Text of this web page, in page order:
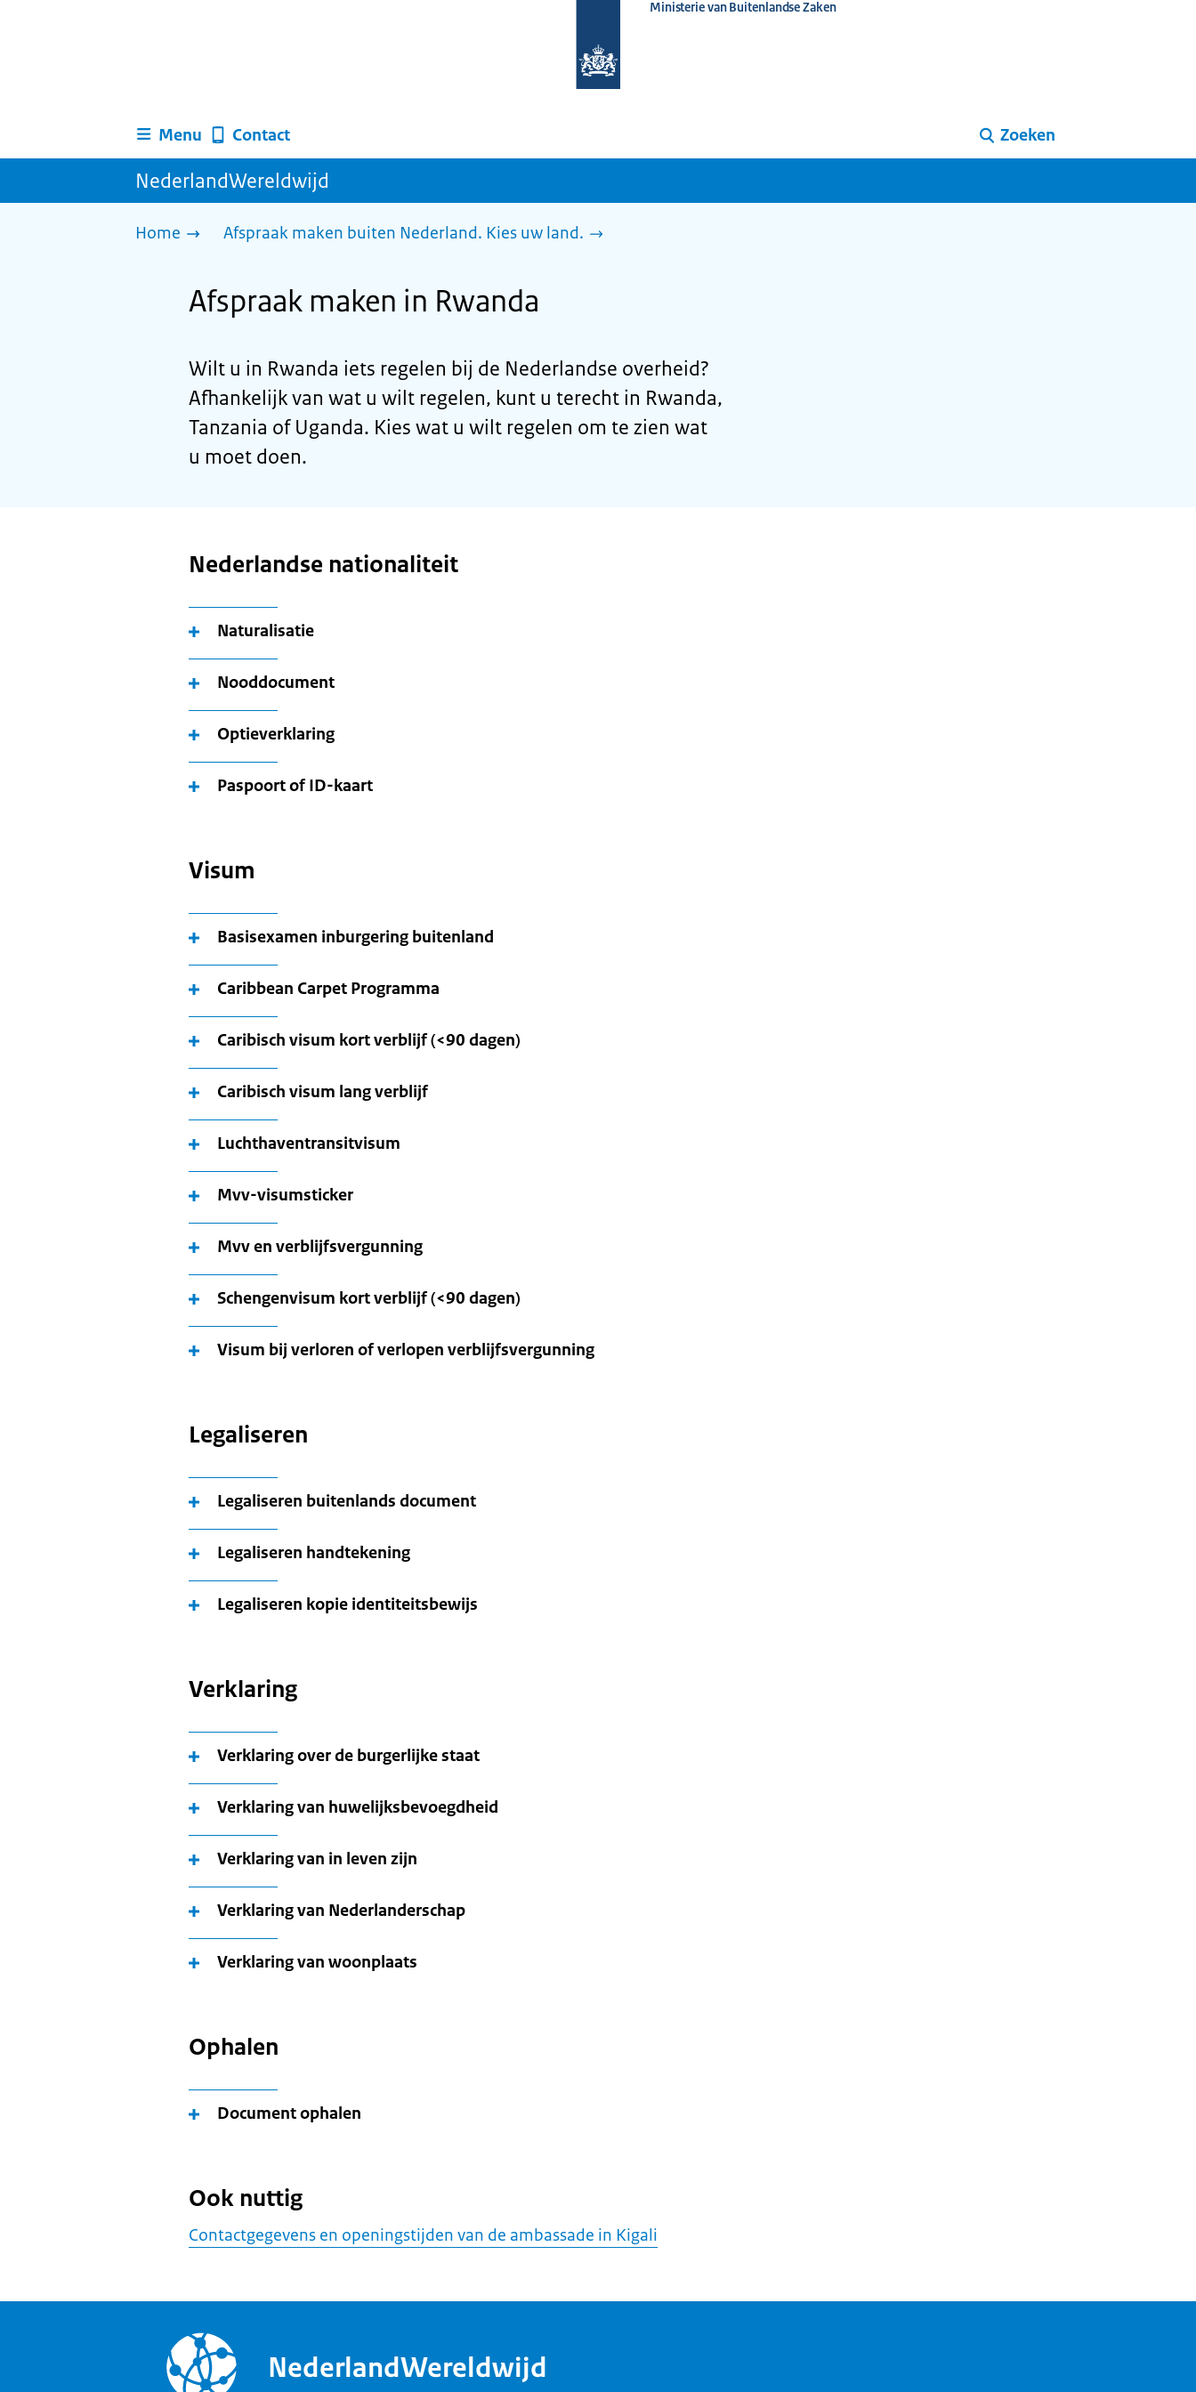
homepage
Ministerie van Buitenlandse Zaken
Menu Contact Zoeken
NederlandWereldwijd
Home Afspraak maken buiten Nederland. Kies uw land.
Afspraak maken in Rwanda
Wilt u in Rwanda iets regelen bij de Nederlandse overheid?
Afhankelijk van wat u wilt regelen, kunt u terecht in Rwanda,
Tanzania of Uganda. Kies wat u wilt regelen om te zien wat
u moet doen.
Nederlandse nationaliteit
Naturalisatie
Nooddocument
Optieverklaring
Paspoort of ID-kaart
Visum
Basisexamen inburgering buitenland
Caribbean Carpet Programma
Caribisch visum kort verblijf (<90 dagen)
Caribisch visum lang verblijf
Luchthaventransitvisum
Mvv-visumsticker
Mvv en verblijfsvergunning
Schengenvisum kort verblijf (<90 dagen)
Visum bij verloren of verlopen verblijfsvergunning
Legaliseren
Legaliseren buitenlands document
Legaliseren handtekening
Legaliseren kopie identiteitsbewijs
Verklaring
Verklaring over de burgerlijke staat
Verklaring van huwelijksbevoegdheid
Verklaring van in leven zijn
Verklaring van Nederlanderschap
Verklaring van woonplaats
Ophalen
Document ophalen
Ook nuttig
Contactgegevens en openingstijden van de ambassade in Kigali
NederlandWereldwijd